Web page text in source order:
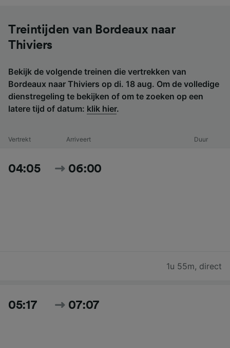
Treintijden van Bordeaux naar
Thiviers
Bekijk de volgende treinen die vertrekken van
Bordeaux naar Thiviers op di. 18 aug. Om de volledige
dienstregeling te bekijken of om te zoeken op een
latere tijd of datum: klik hier.
Vertrekt Arriveert Duur
04:05 06:00
1u 55m, direct
05:17 07:07